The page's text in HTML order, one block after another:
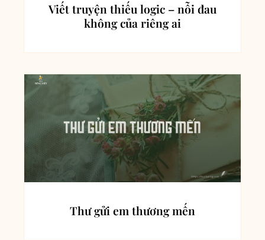
Viết truyện thiếu logic – nỗi đau
không của riêng ai
Thư gửi em thương mến